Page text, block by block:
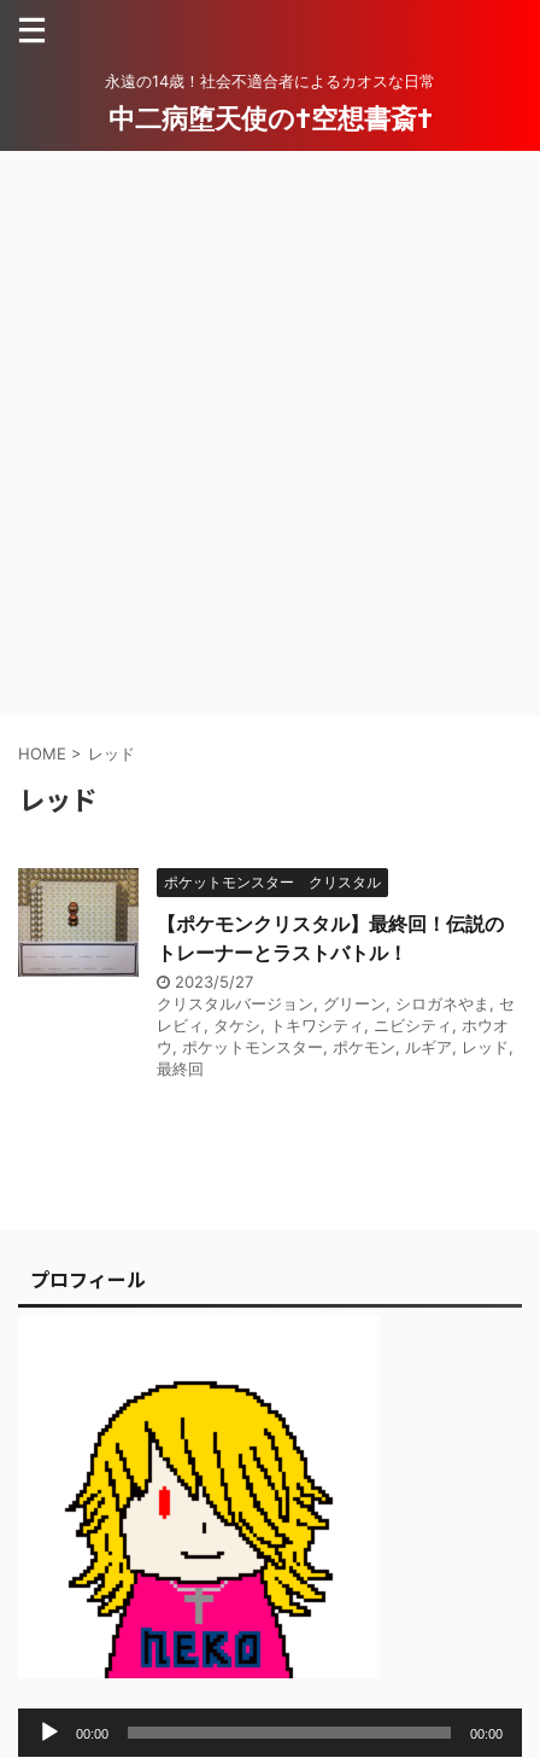
永遠の14歳！社会不適合者によるカオスな日常
中二病堕天使の†空想書斎†
HOME > レッド
レッド
ポケットモンスター クリスタル
【ポケモンクリスタル】最終回！伝説の
トレーナーとラストバトル！
2023/5/27
クリスタルバージョン, グリーン, シロガネやま , セ
レビィ, タケシ, トキワシティ, ニビシティ, ホウオ
ウ, ポケットモンスター, ポケモン, ルギア, レッド,
最終回
プロフィール
00:00 00:00